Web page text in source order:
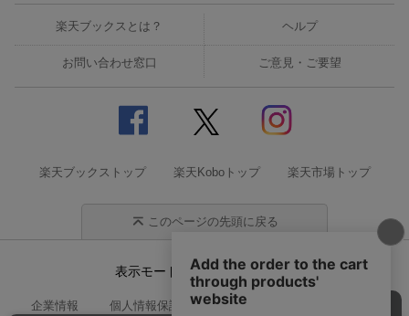
楽天ブックスとは？ ヘルプ
お問い合わせ窓口 ご意見・ご要望
楽天ブックストップ 楽天Koboトップ 楽天市場トップ
このページの先頭に戻る
表示モード モバイル PC
企業情報 個人情報保護方針 特定商取引法に基づく表記